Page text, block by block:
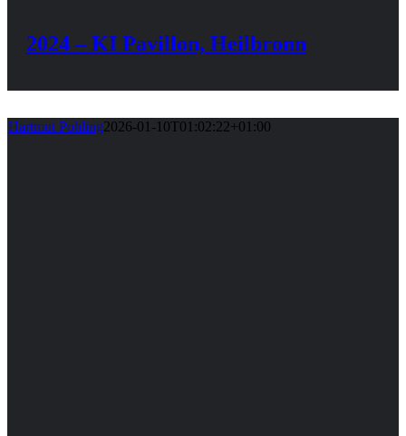
2024 – KI Pavillon, Heilbronn
Hartmut Pohling2026-01-10T01:02:22+01:00